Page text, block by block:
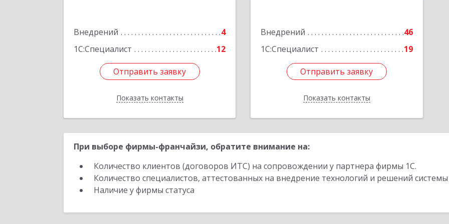
Внедрений
4
1С:Специалист
12
Отправить заявку
Показать контакты
Подробнее
Отправить заявку
Назад
Внедрений
46
1С:Специалист
19
Отправить заявку
Показать контакты
Подробнее
Отправить заявку
Назад
При выборе фирмы-франчайзи, обратите внимание на:
Количество клиентов (договоров ИТС) на сопровождении у партнера фирмы 1С.
Количество специалистов, аттестованных на внедрение технологий и решений
Наличие у фирмы статуса